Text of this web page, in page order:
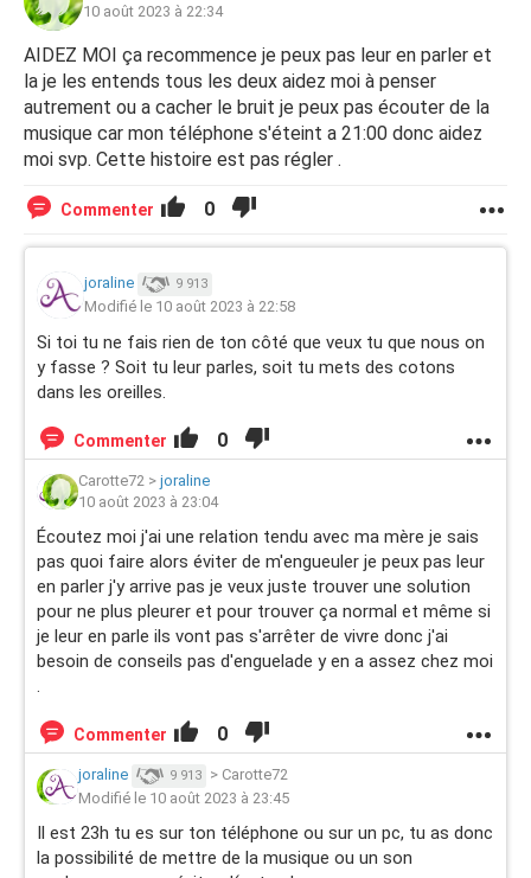
10 août 2023 à 22:34
AIDEZ MOI ça recommence je peux pas leur en parler et
la je les entends tous les deux aidez moi à penser
autrement ou a cacher le bruit je peux pas écouter de la
musique car mon téléphone s'éteint a 21:00 donc aidez
moi svp. Cette histoire est pas régler .
Commenter 0
joraline 9 913
Modifié le 10 août 2023 à 22:58
Si toi tu ne fais rien de ton côté que veux tu que nous on
y fasse ? Soit tu leur parles, soit tu mets des cotons
dans les oreilles.
Commenter 0
Carotte72 > joraline
10 août 2023 à 23:04
Écoutez moi j'ai une relation tendu avec ma mère je sais
pas quoi faire alors éviter de m'engueuler je peux pas leur
en parler j'y arrive pas je veux juste trouver une solution
pour ne plus pleurer et pour trouver ça normal et même si
je leur en parle ils vont pas s'arrêter de vivre donc j'ai
besoin de conseils pas d'enguelade y en a assez chez moi
.
Commenter 0
joraline 9 913 > Carotte72
Modifié le 10 août 2023 à 23:45
Il est 23h tu es sur ton téléphone ou sur un pc, tu as donc
la possibilité de mettre de la musique ou un son